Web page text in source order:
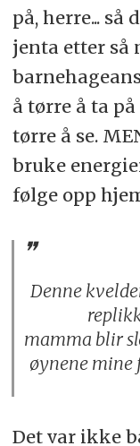
på, herre...
jenta etter så
å tørre å ta
tørre å se.
bruke
følge opp
Denne
mamma blir
øynene mine
Det var ikke